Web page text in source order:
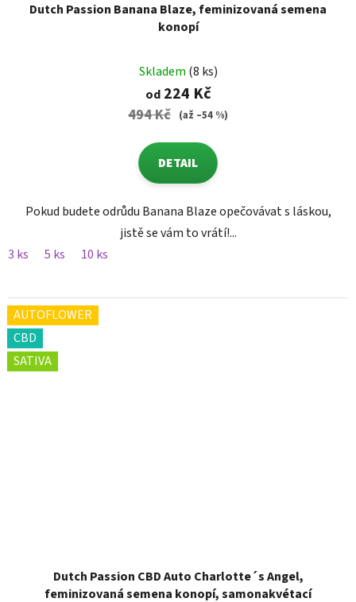
Dutch Passion Banana Blaze, feminizovaná semena
konopí
Skladem (8 ks)
od224 Kč
494 Kč (až –54 %)
DETAIL
Pokud budete odrůdu Banana Blaze opečovávat s láskou,
jistě se vám to vrátí!...
3 ks
5 ks 10 ks
AUTOFLOWER
CBD
SATIVA
Dutch Passion CBD Auto Charlotte´s Angel,
feminizovaná semena konopí, samonakvétací